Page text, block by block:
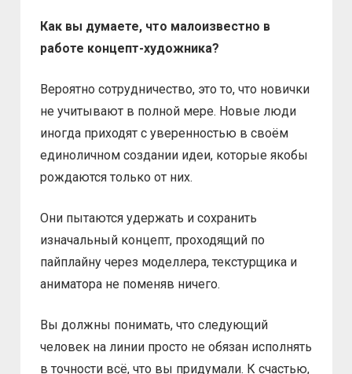
Как вы думаете, что малоизвестно в
работе концепт-художника?
Вероятно сотрудничество, это то, что новички
не учитывают в полной мере. Новые люди
иногда приходят с уверенностью в своём
единоличном создании идеи, которые якобы
рождаются только от них.
Они пытаются удержать и сохранить
изначальный концепт, проходящий по
пайплайну через моделлера, текстурщика и
аниматора не поменяв ничего.
Вы должны понимать, что следующий
человек на линии просто не обязан исполнять
в точности всё, что вы придумали. К счастью,